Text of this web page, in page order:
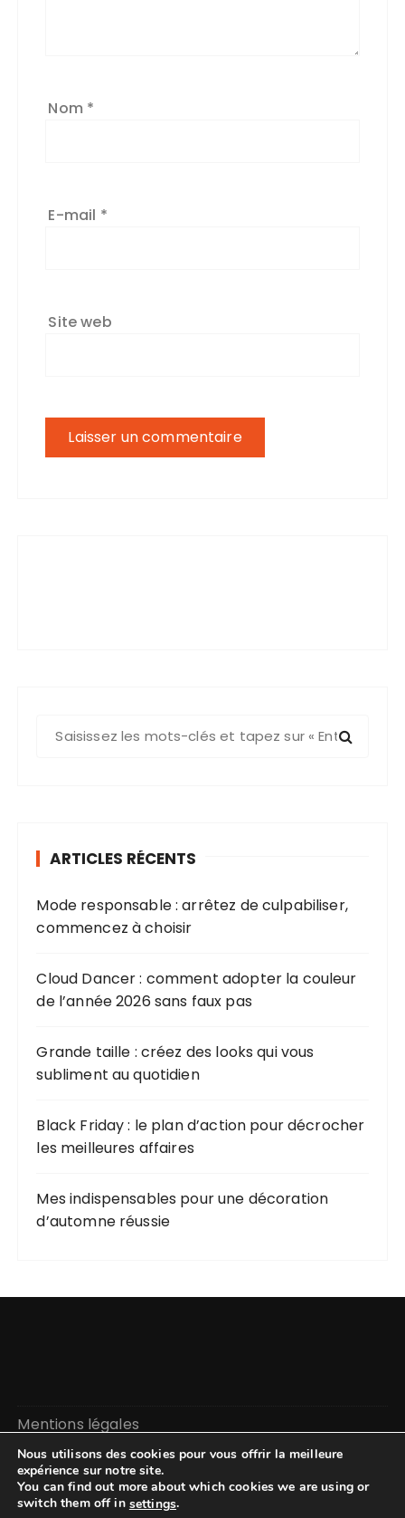
Nom *
E-mail *
Site web
e
p
u
r
ARTICLES RÉCENTS
Mode responsable : arrêtez de culpabiliser,
commencez à choisir
Cloud Dancer : comment adopter la couleur
de l’année 2026 sans faux pas
Grande taille : créez des looks qui vous
subliment au quotidien
Black Friday : le plan d’action pour décrocher
les meilleures affaires
Mes indispensables pour une décoration
d’automne réussie
Mentions légales
Nous utilisons des cookies pour vous offrir la meilleure
expérience sur notre site.
You can find out more about which cookies we are using or
switch them off in settings.